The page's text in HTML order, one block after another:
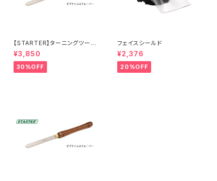
【STARTER】ターニングツール
『ダブテイルスクレーパー 25×
6.5mm 』ハイス鋼 旋盤用刃物
¥3,850
30%OFF
フェイスシールド
¥2,376
20%OFF